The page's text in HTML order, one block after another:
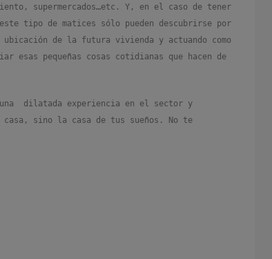
supermercados…etc. Y, en el caso de tener
tipo de matices sólo pueden descubrirse por
de la futura vivienda y actuando como
esas pequeñas cosas cotidianas que hacen de
una dilatada experiencia en el sector y
casa, sino la casa de tus sueños. No te